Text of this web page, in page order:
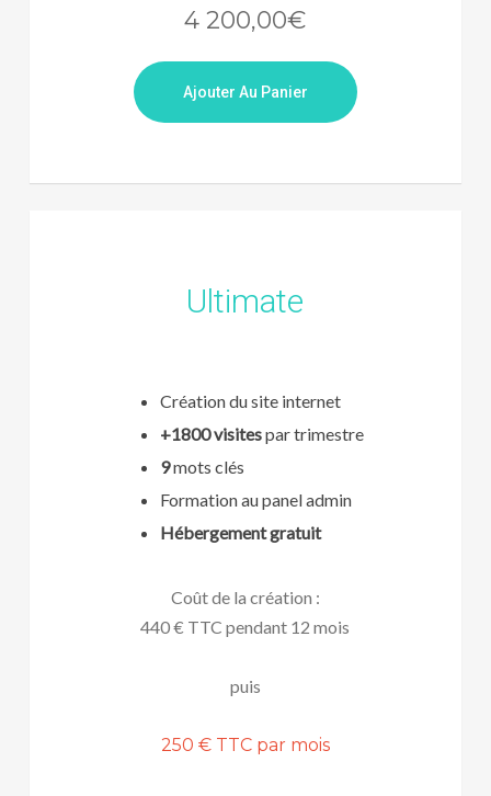
4 200,00€
Ajouter Au Panier
Ultimate
Création du site internet
+1800 visitespar trimestre
9mots clés
Formation au panel admin
Hébergement gratuit
Coût de la création :
440 € TTC pendant 12 mois
puis
250 € TTC par mois